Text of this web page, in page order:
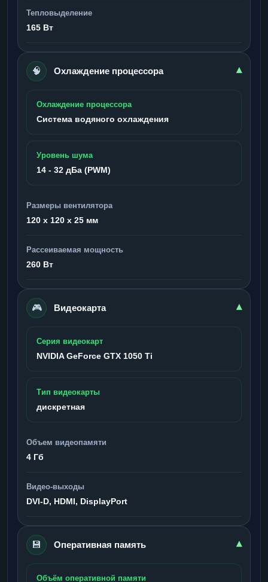
Тепловыделение
165 Вт
🧠 Охлаждение процессора ▾
Охлаждение процессора
Система водяного охлаждения
Уровень шума
14 - 32 дБа (PWM)
Размеры вентилятора
120 x 120 x 25 мм
Рассеиваемая мощность
260 Вт
🎮 Видеокарта ▾
Серия видеокарт
NVIDIA GeForce GTX 1050 Ti
Тип видеокарты
дискретная
Объем видеопамяти
4 Гб
Видео-выходы
DVI-D, HDMI, DisplayPort
💾 Оперативная память ▾
Объём оперативной памяти